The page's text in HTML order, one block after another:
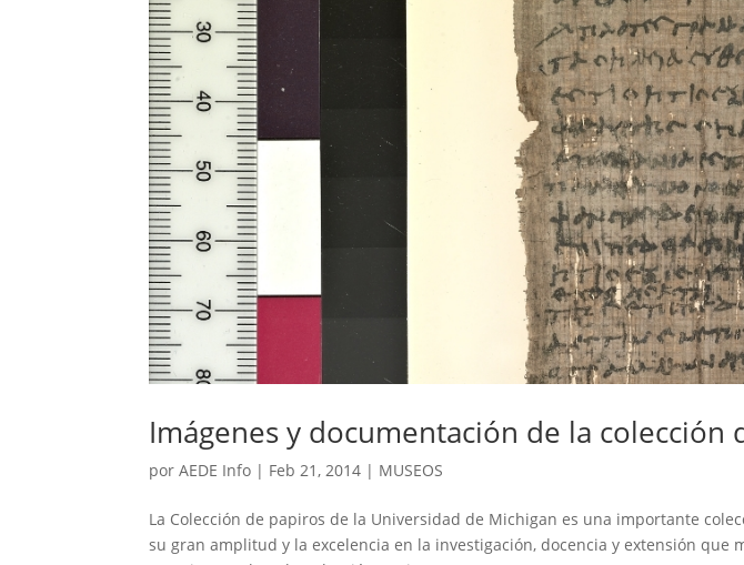
Imágenes y documentación de la colección
porAEDE Info | Feb 21, 2014 | MUSEOS
La Colección de papiros de la Universidad de Michigan es una importante
su gran amplitud y la excelencia en la investigación, docencia y extensión que